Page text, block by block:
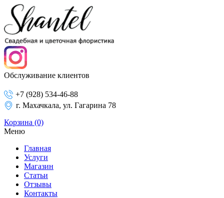
Обслуживание клиентов
+7 (928) 534-46-88
г. Махачкала, ул. Гагарина 78
Корзина (0)
Меню
Главная
Услуги
Магазин
Статьи
Отзывы
Контакты